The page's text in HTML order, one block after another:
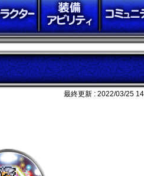
最終更新 : 2022/03/25